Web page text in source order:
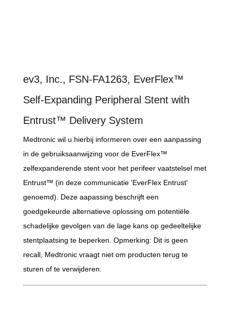
ev3, Inc., FSN-FA1263, EverFlex™
Self-Expanding Peripheral Stent with
Entrust™ Delivery System
Medtronic wil u hierbij informeren over een aanpassing
in de gebruiksaanwijzing voor de EverFlex™
zelfexpanderende stent voor het perifeer vaatstelsel met
Entrust™ (in deze communicatie 'EverFlex Entrust'
genoemd). Deze aapassing beschrijft een
goedgekeurde alternatieve oplossing om potentiële
schadelijke gevolgen van de lage kans op gedeeltelijke
stentplaatsing te beperken. Opmerking: Dit is geen
recall, Medtronic vraagt niet om producten terug te
sturen of te verwijderen.